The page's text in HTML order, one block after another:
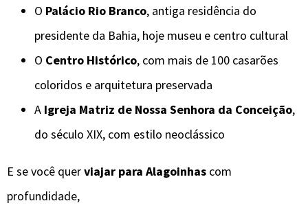
O Palácio Rio Branco, antiga residência do
presidente da Bahia, hoje museu e centro cultural
O Centro Histórico, com mais de 100 casarões
coloridos e arquitetura preservada
A Igreja Matriz de Nossa Senhora da Conceição,
do século XIX, com estilo neoclássico
E se você querviajar para Alagoinhas com
profundidade,